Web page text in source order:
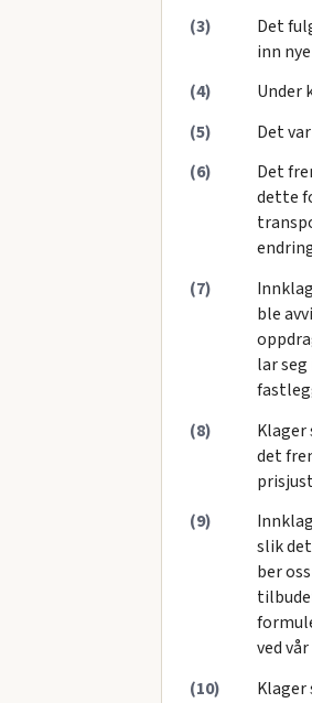
(3)
Det
inn
(4)
Under
(5)
Det
(6)
Det
dette
(7)
ble
lar
(8)
det
(9)
slik
ber
ved
(10)
Klager